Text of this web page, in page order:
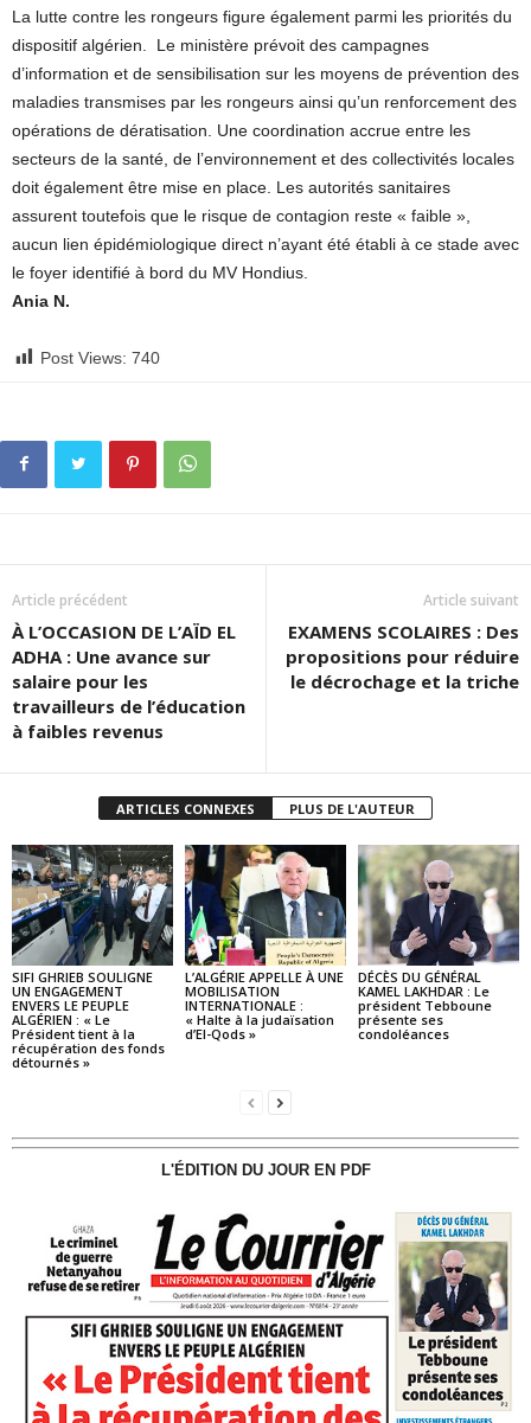
La lutte contre les rongeurs figure également parmi les priorités du
dispositif algérien. Le ministère prévoit des campagnes
d’information et de sensibilisation sur les moyens de prévention des
maladies transmises par les rongeurs ainsi qu’un renforcement des
opérations de dératisation. Une coordination accrue entre les
secteurs de la santé, de l’environnement et des collectivités locales
doit également être mise en place. Les autorités sanitaires
assurent toutefois que le risque de contagion reste « faible »,
aucun lien épidémiologique direct n’ayant été établi à ce stade avec
le foyer identifié à bord du MV Hondius.
Ania N.
Post Views: 740
Article précédent
À L’OCCASION DE L’AÏD EL
ADHA : Une avance sur
salaire pour les
travailleurs de l’éducation
à faibles revenus
Article suivant
EXAMENS SCOLAIRES : Des
propositions pour réduire
le décrochage et la triche
ARTICLES CONNEXES PLUS DE L'AUTEUR
SIFI GHRIEB SOULIGNE
UN ENGAGEMENT
ENVERS LE PEUPLE
ALGÉRIEN : « Le
Président tient à la
récupération des fonds
détournés »
L’ALGÉRIE APPELLE À UNE
MOBILISATION
INTERNATIONALE :
« Halte à la judaïsation
d’El-Qods »
DÉCÈS DU GÉNÉRAL
KAMEL LAKHDAR : Le
président Tebboune
présente ses
condoléances
L'ÉDITION DU JOUR EN PDF